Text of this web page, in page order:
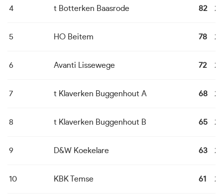
4 t Botterken Baasrode 82 24
5 HO Beitem 78 24
6 Avanti Lissewege 72 24
7 t Klaverken Buggenhout A 68 24
8 t Klaverken Buggenhout B 65 24
9 D&W Koekelare 63 24
10 KBK Temse 61 24